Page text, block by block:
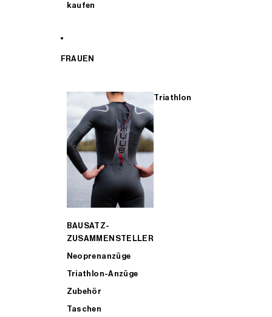
kaufen
FRAUEN
Triathlon
BAUSATZ-
ZUSAMMENSTELLER
Neoprenanzüge
Triathlon-Anzüge
Zubehör
Taschen